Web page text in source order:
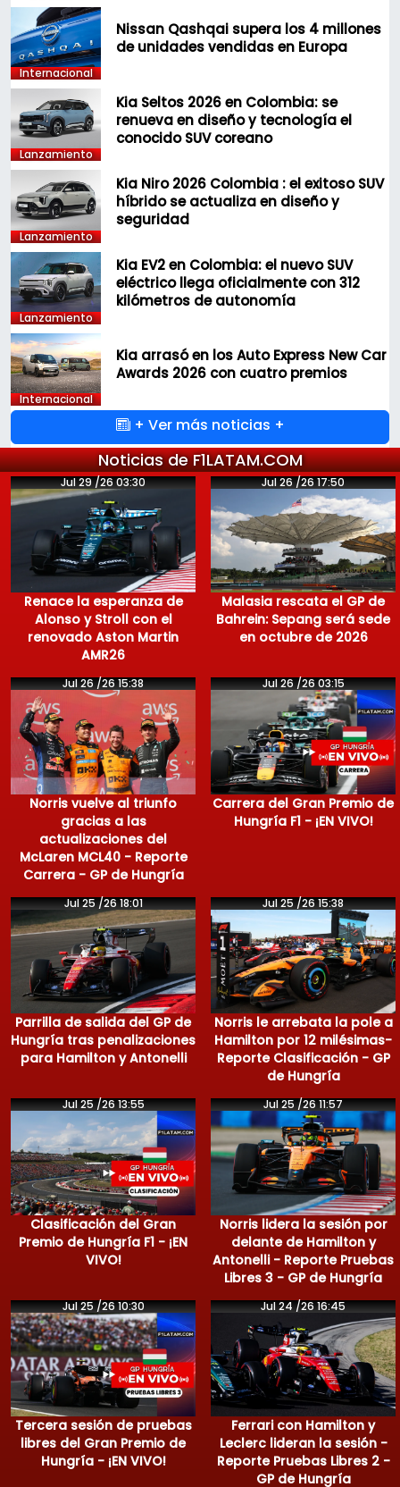
Internacional
Nissan Qashqai supera los 4 millones
de unidades vendidas en Europa
Lanzamiento
Kia Seltos 2026 en Colombia: se
renueva en diseño y tecnología el
conocido SUV coreano
Lanzamiento
Kia Niro 2026 Colombia : el exitoso SUV
híbrido se actualiza en diseño y
seguridad
Lanzamiento
Kia EV2 en Colombia: el nuevo SUV
eléctrico llega oficialmente con 312
kilómetros de autonomía
Internacional
Kia arrasó en los Auto Express New Car
Awards 2026 con cuatro premios
+ Ver más noticias +
Noticias de F1LATAM.COM
Jul 29 /26 03:30
Renace la esperanza de
Alonso y Stroll con el
renovado Aston Martin
AMR26
Jul 26 /26 17:50
Malasia rescata el GP de
Bahrein: Sepang será sede
en octubre de 2026
Jul 26 /26 15:38
Norris vuelve al triunfo
gracias a las
actualizaciones del
McLaren MCL40 - Reporte
Carrera - GP de Hungría
Jul 26 /26 03:15
Carrera del Gran Premio de
Hungría F1 - ¡EN VIVO!
Jul 25 /26 18:01
Parrilla de salida del GP de
Hungría tras penalizaciones
para Hamilton y Antonelli
Jul 25 /26 15:38
Norris le arrebata la pole a
Hamilton por 12 milésimas-
Reporte Clasificación - GP
de Hungría
Jul 25 /26 13:55
Clasificación del Gran
Premio de Hungría F1 - ¡EN
VIVO!
Jul 25 /26 11:57
Norris lidera la sesión por
delante de Hamilton y
Antonelli - Reporte Pruebas
Libres 3 - GP de Hungría
Jul 25 /26 10:30
Tercera sesión de pruebas
libres del Gran Premio de
Hungría - ¡EN VIVO!
Jul 24 /26 16:45
Ferrari con Hamilton y
Leclerc lideran la sesión -
Reporte Pruebas Libres 2 -
GP de Hungría